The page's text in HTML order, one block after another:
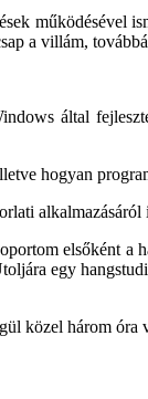
működésével
a villám,
által
hogyan
alkalmazásáról
elsőként a
egy
közel három óra